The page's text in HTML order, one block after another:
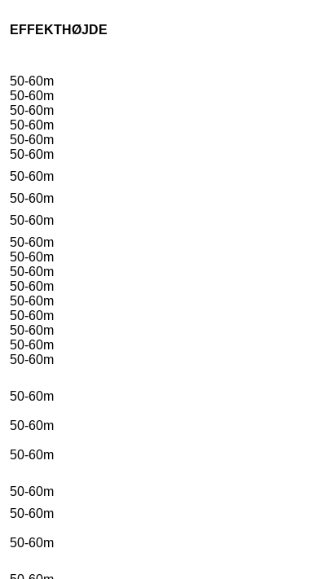
EFFEKTHØJDE
50-60m
50-60m
50-60m
50-60m
50-60m
50-60m
50-60m
50-60m
50-60m
50-60m
50-60m
50-60m
50-60m
50-60m
50-60m
50-60m
50-60m
50-60m
50-60m
50-60m
50-60m
50-60m
50-60m
50-60m